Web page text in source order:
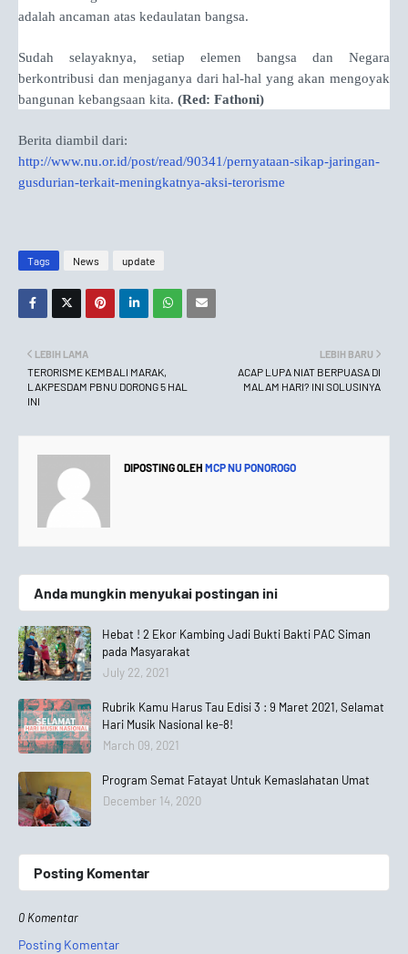
adalah ancaman atas kedaulatan bangsa.
Sudah selayaknya, setiap elemen bangsa dan Negara
berkontribusi dan menjaganya dari hal-hal yang akan mengoyak
bangunan kebangsaan kita. (Red: Fathoni)
Berita diambil dari:
http://www.nu.or.id/post/read/90341/pernyataan-sikap-jaringan-
gusdurian-terkait-meningkatnya-aksi-terorisme
Tags News update
LEBIH BARU
ACAP LUPA NIAT BERPUASA DI
MALAM HARI? INI SOLUSINYA
LEBIH LAMA
TERORISME KEMBALI MARAK,
LAKPESDAM PBNU DORONG 5 HAL
INI
DIPOSTING OLEH MCP NU PONOROGO
Anda mungkin menyukai postingan ini
Hebat ! 2 Ekor Kambing Jadi Bukti Bakti PAC Siman
pada Masyarakat
July 22, 2021
Rubrik Kamu Harus Tau Edisi 3 : 9 Maret 2021, Selamat
Hari Musik Nasional ke-8!
March 09, 2021
Program Semat Fatayat Untuk Kemaslahatan Umat
December 14, 2020
Posting Komentar
0 Komentar
Posting Komentar